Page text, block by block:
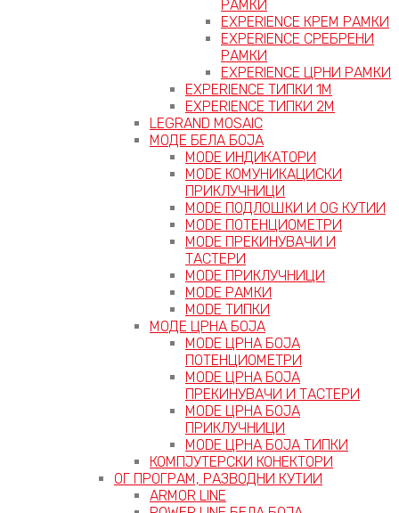
РАМКИ
EXPERIENCE КРЕМ РАМКИ
EXPERIENCE СРЕБРЕНИ
РАМКИ
EXPERIENCE ЦРНИ РАМКИ
EXPERIENCE ТИПКИ 1M
EXPERIENCE ТИПКИ 2М
LEGRAND MOSAIC
МОДЕ БЕЛА БОЈА
MODE ИНДИКАТОРИ
MODE КОМУНИКАЦИСКИ
ПРИКЛУЧНИЦИ
MODE ПОДЛОШКИ И OG КУТИИ
MODE ПОТЕНЦИОМЕТРИ
MODE ПРEКИНУВАЧИ И
ТАСТЕРИ
MODE ПРИКЛУЧНИЦИ
MODE РАМКИ
MODE ТИПКИ
МОДЕ ЦРНА БОЈА
MODE ЦРНА БОЈА
ПОТЕНЦИОМЕТРИ
MODE ЦРНА БОЈА
ПРЕКИНУВАЧИ И ТАСТЕРИ
MODE ЦРНА БОЈА
ПРИКЛУЧНИЦИ
MODE ЦРНА БОЈА ТИПКИ
КОМПЈУТЕРСКИ КОНЕКТОРИ
ОГ ПРОГРАМ, РАЗВОДНИ КУТИИ
ARMOR LINE